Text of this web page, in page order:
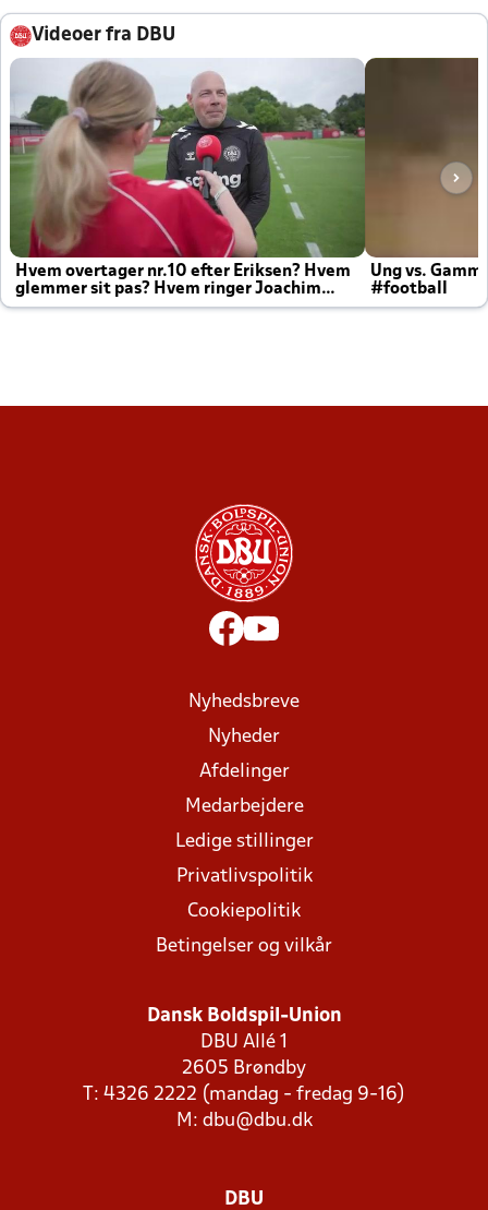
Videoer fra DBU
Hvem overtager nr.10 efter Eriksen? Hvem
glemmer sit pas? Hvem ringer Joachim
altid til efter kampe?
Ung vs.
#football
Nyhedsbreve
Nyheder
Afdelinger
Medarbejdere
Ledige stillinger
Privatlivspolitik
Cookiepolitik
Betingelser og vilkår
Dansk Boldspil-Union
DBU Allé 1
2605 Brøndby
T: 4326 2222 (mandag - fredag 9-16)
M: dbu@dbu.dk
DBU